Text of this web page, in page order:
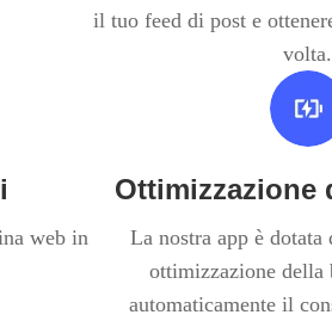
il tuo feed di post e
volta.
web in
Ottimizzazione
La nostra app è
ottimizzazione della
automaticamente il